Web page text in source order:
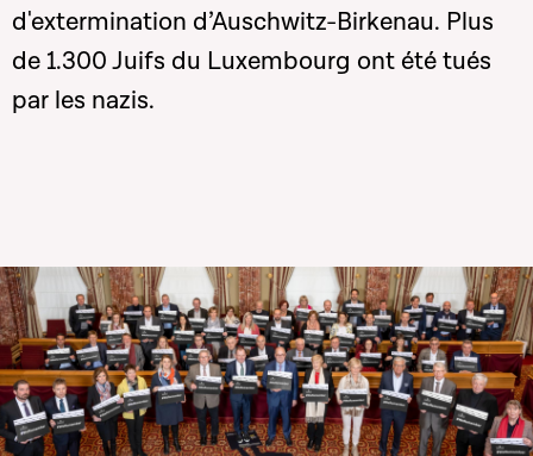
d'extermination d’Auschwitz-Birkenau. Plus
de 1.300 Juifs du Luxembourg ont été tués
par les nazis.